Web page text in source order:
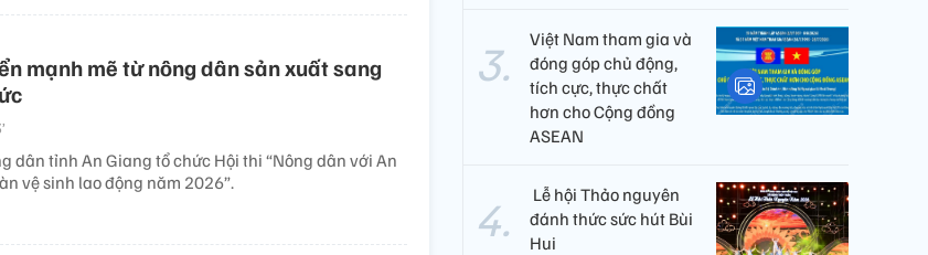
mạnh mẽ từ nông dân sản xuất sang
dân tỉnh An Giang tổ chức Hội thi “Nông dân với An
vệ sinh lao động năm 2026”.
Việt Nam tham gia và
đóng góp chủ động,
tích cực, thực chất
hơn cho Cộng đồng
ASEAN
​ Lễ hội Thảo nguyên
đánh thức sức hút Bùi
Hui